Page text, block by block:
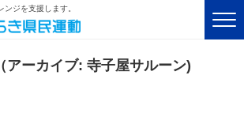
ジを支援します。
アーカイブ: 寺子屋サルーン)